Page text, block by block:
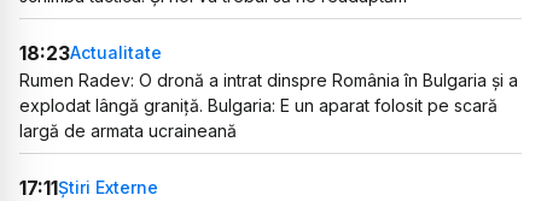
18:23Actualitate
Rumen Radev: O dronă a intrat dinspre România în Bulgaria și a
explodat lângă graniță. Bulgaria: E un aparat folosit pe scară
largă de armata ucraineană
17:11Știri Externe